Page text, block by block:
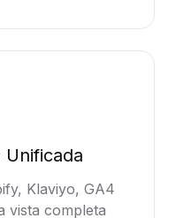
Unificada
Klaviyo, GA4
vista completa